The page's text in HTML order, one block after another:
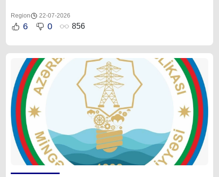
Region 22-07-2026
6 0 856